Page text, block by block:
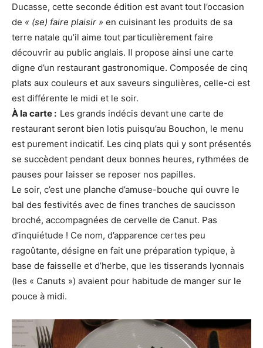
Ducasse, cette seconde édition est avant tout l’occasion
de « (se) faire plaisir » en cuisinant les produits de sa
terre natale qu’il aime tout particulièrement faire
découvrir au public anglais. Il propose ainsi une carte
digne d’un restaurant gastronomique. Composée de cinq
plats aux couleurs et aux saveurs singulières, celle-ci est
est différente le midi et le soir.
À la carte : Les grands indécis devant une carte de
restaurant seront bien lotis puisqu’au Bouchon, le menu
est purement indicatif. Les cinq plats qui y sont présentés
se succèdent pendant deux bonnes heures, rythmées de
pauses pour laisser se reposer nos papilles.
Le soir, c’est une planche d’amuse-bouche qui ouvre le
bal des festivités avec de fines tranches de saucisson
broché, accompagnées de cervelle de Canut. Pas
d’inquiétude ! Ce nom, d’apparence certes peu
ragoûtante, désigne en fait une préparation typique, à
base de faisselle et d’herbe, que les tisserands lyonnais
(les « Canuts ») avaient pour habitude de manger sur le
pouce à midi.